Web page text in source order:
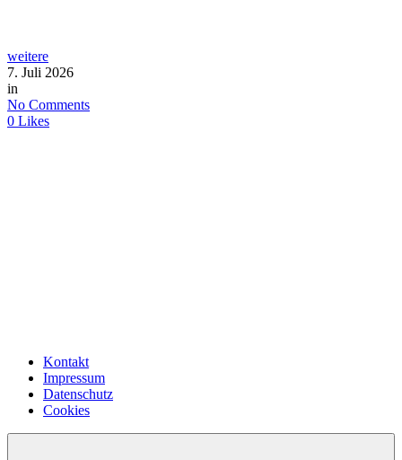
weitere
7. Juli 2026
in
No Comments
0 Likes
Kontakt
Impressum
Datenschutz
Cookies